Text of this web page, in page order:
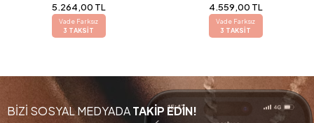
5.264,00 TL
Vade Farksız
3 TAKSİT
4.559,00 TL
Vade Farksız
3 TAKSİT
BİZİ SOSYAL MEDYADATAKİP EDİN!